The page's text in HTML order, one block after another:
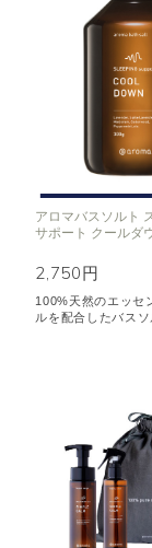
アロマバスソルト
サポート クールダ
2,750円
100%天然のエッセ
ルを配合したバスソ